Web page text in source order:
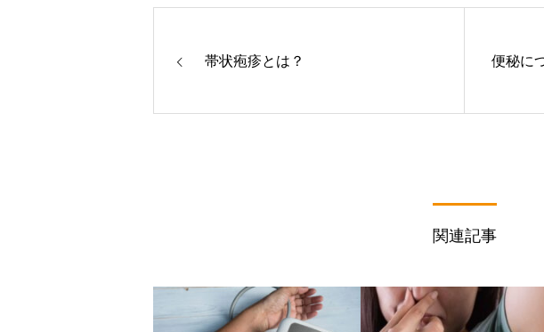
帯状疱疹とは？ 便秘に
関連記事